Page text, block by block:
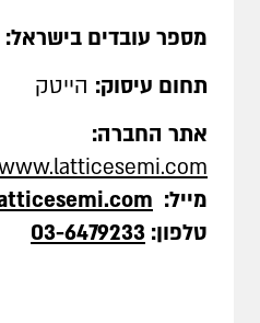
מספר עובדים בישראל:
תחום עיסוק: הייטק
אתר החברה:
מייל:
טלפון: 03-6479233